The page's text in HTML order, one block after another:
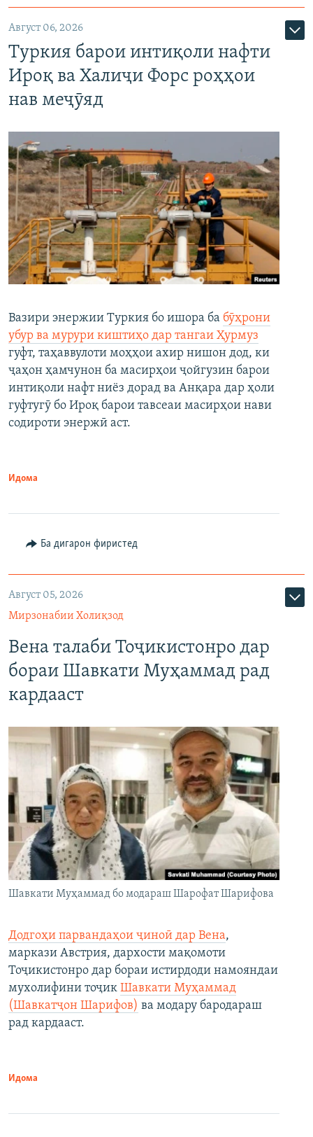
Август 06, 2026
Туркия барои интиқоли нафти
Ироқ ва Халиҷи Форс роҳҳои
нав меҷӯяд
Вазири энержии Туркия бо ишора ба бӯҳрони
убур ва мурури киштиҳо дар тангаи Ҳурмуз
гуфт, таҳаввулоти моҳҳои ахир нишон дод, ки
ҷаҳон ҳамчунон ба масирҳои ҷойгузин барои
интиқоли нафт ниёз дорад ва Анқара дар ҳоли
гуфтугӯ бо Ироқ барои тавсеаи масирҳои нави
содироти энержӣ аст.
Идома
Ба дигарон фиристед
Август 05, 2026
Мирзонабии Холиқзод
Вена талаби Тоҷикистонро дар
бораи Шавкати Муҳаммад рад
кардааст
Шавкати Муҳаммад бо модараш Шарофат Шарифова
Додгоҳи парвандаҳои ҷиноӣ дар Вена,
маркази Австрия, дархости мақомоти
Тоҷикистонро дар бораи истирдоди намояндаи
мухолифини тоҷик Шавкати Муҳаммад
(Шавкатҷон Шарифов) ва модару бародараш
рад кардааст.
Идома